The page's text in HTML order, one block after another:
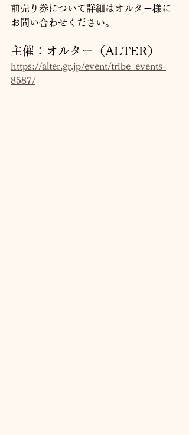
前売り券について詳細はオルター様に
お問い合わせください。
主催：オルター（ALTER）
https://alter.gr.jp/event/tribe_events-
8587/